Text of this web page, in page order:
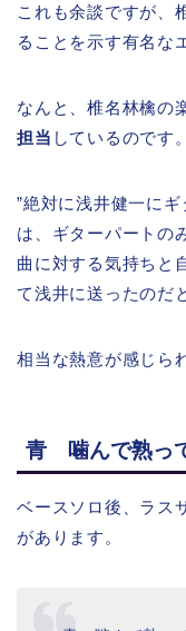
これも余談ですが、
ることを示す有名な
なんと、椎名林檎の
担当 しているのです。
”絶対に浅井健一に
は、ギターパートの
曲に対する気持ちと
て浅井に送ったのだ
相当な熱意が感じら
青 噛んで熟っ
ベースソロ後、ラス
があります。